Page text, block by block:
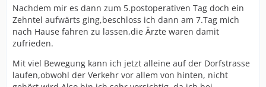
Nachdem mir es dann zum 5.postoperativen Tag doch ein
Zehntel aufwärts ging,beschloss ich dann am 7.Tag mich
nach Hause fahren zu lassen,die Ärzte waren damit
zufrieden.
Mit viel Bewegung kann ich jetzt alleine auf der Dorfstrasse
laufen,obwohl der Verkehr vor allem von hinten, nicht